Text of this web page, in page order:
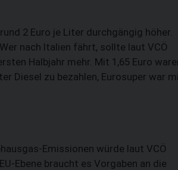
2 Euro je Liter durchgängig höher.
nach Italien fährt, sollte laut VCÖ
Halbjahr mehr. Mit 1,65 Euro
Diesel zu bezahlen, Eurosuper war
Emissionen würde laut VCÖ
Ebene braucht es Vorgaben an die